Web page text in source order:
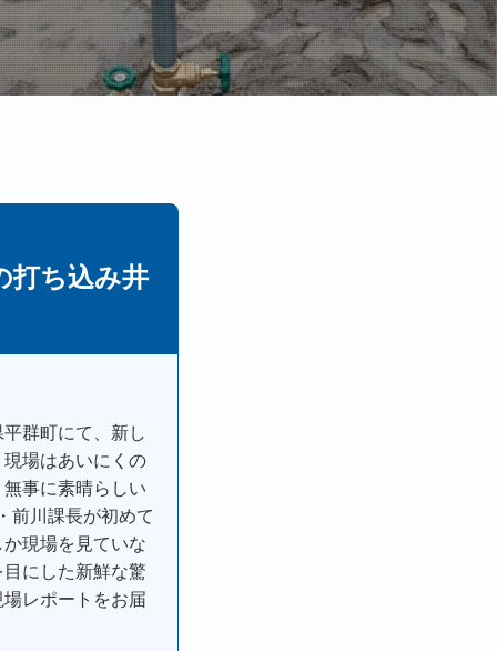
打ち込み井
群町にて、新し
場はあいにくの
事に素晴らしい
前川課長が初めて
現場を見ていな
にした新鮮な驚
レポートをお届